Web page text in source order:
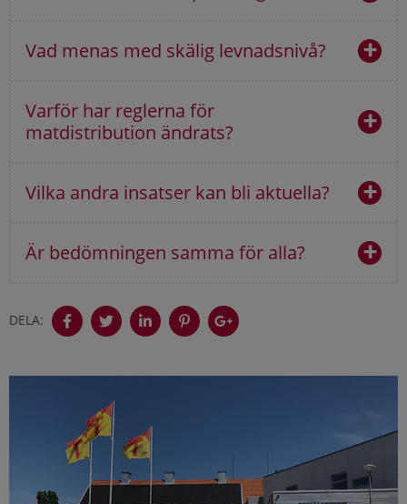
Vad menas med skälig levnadsnivå?
Varför har reglerna för
matdistribution ändrats?
Vilka andra insatser kan bli aktuella?
Är bedömningen samma för alla?
DELA: